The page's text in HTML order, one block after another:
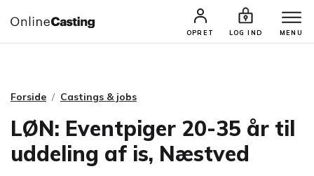
OPRET LOG IND MENU
CASTINGS & JOBS SØG PROFIL
Forside Castings & jobs
LØN: Eventpiger 20-35 år til
uddeling af is, Næstved